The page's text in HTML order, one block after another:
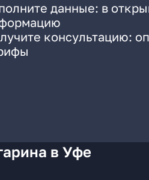
данные: в
консультацию:
в Уфе